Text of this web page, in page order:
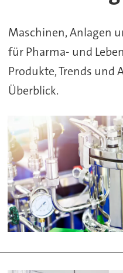
Maschinen, Anlagen
für Pharma- und
Produkte, Trends und
Überblick.